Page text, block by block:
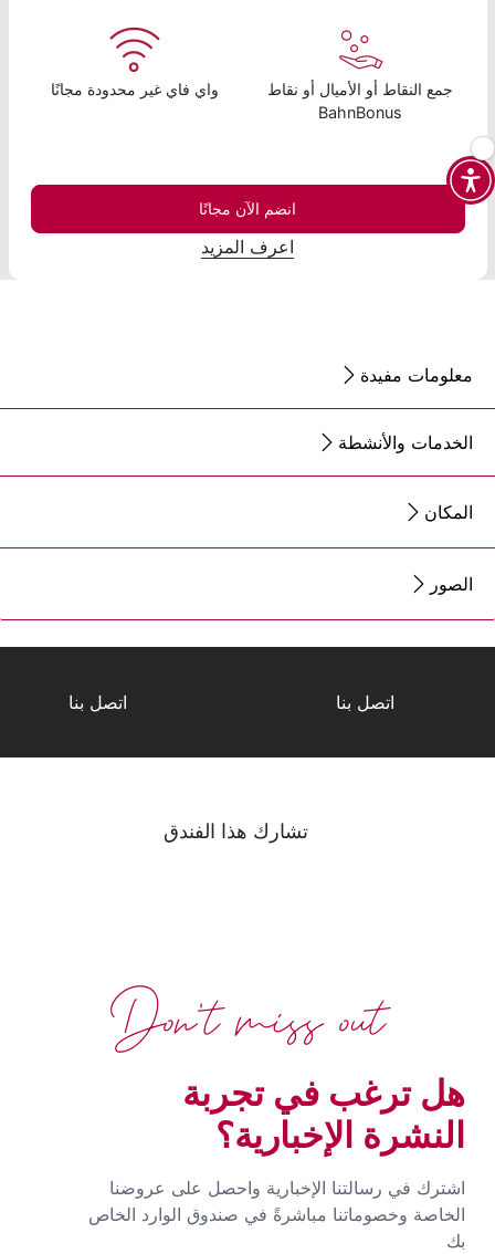
جمع النقاط أو الأميال أو نقاط
BahnBonus
واي فاي غير محدودة مجانًا
انضم الآن مجانًا
اعرف المزيد
معلومات مفيدة
الخدمات والأنشطة
المكان
الصور
اتصل بنا اتصل بنا
تشارك هذا الفندق
هل ترغب في تجربة
النشرة الإخبارية؟
اشترك في رسالتنا الإخبارية واحصل على عروضنا
الخاصة وخصوماتنا مباشرةً في صندوق الوارد الخاص
بك
Don't miss out